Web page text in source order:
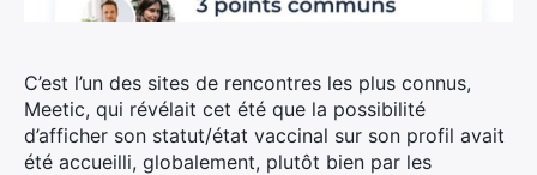
C’est l’un des sites de rencontres les plus connus,
Meetic, qui révélait cet été que la possibilité
d’afficher son statut/état vaccinal sur son profil avait
été accueilli, globalement, plutôt bien par les